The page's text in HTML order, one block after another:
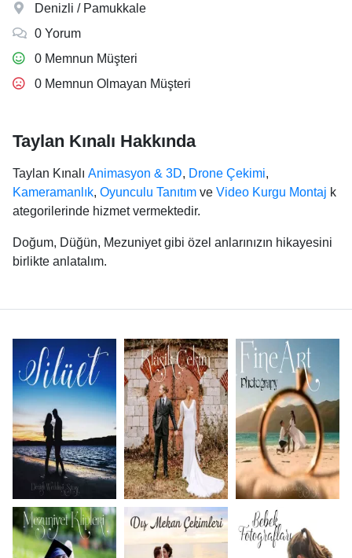
Denizli / Pamukkale
0 Yorum
0 Memnun Müşteri
0 Memnun Olmayan Müşteri
Taylan Kınalı Hakkında
Taylan Kınalı Animasyon & 3D, Drone Çekimi,
Kameramanlık, Oyunculu Tanıtım ve Video Kurgu Montaj k
ategorilerinde hizmet vermektedir.
Doğum, Düğün, Mezuniyet gibi özel anlarınızın hikayesini
birlikte anlatalım.